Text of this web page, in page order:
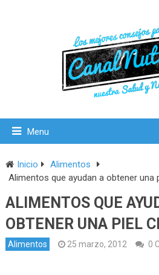
Menu
Inicio
Alimentos
Alimentos que ayudan a obtener una
ALIMENTOS QUE
OBTENER UNA PIEL
Alimentos 25 marzo, 2012 0